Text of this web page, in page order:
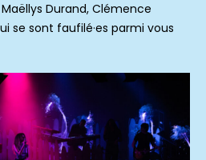
Durand, Clémence
se sont faufilé·es parmi vous